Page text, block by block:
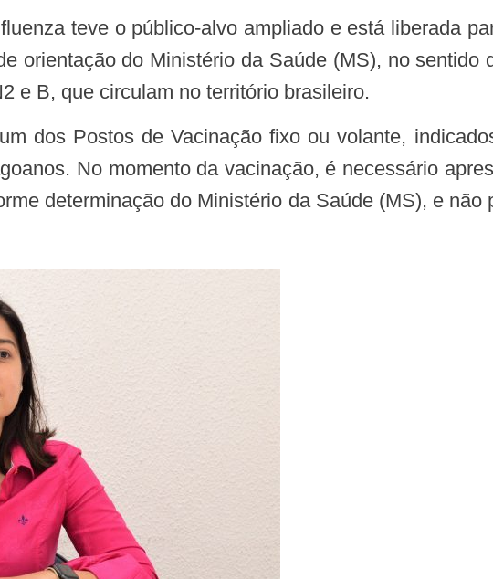
orientação do Ministério da Saúde (MS), no sentido
e B, que circulam no território brasileiro.
No momento da vacinação, é necessário
determinação do Ministério da Saúde (MS), e